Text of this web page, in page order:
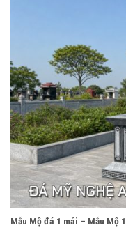
Mẫu Mộ đá 1 mái – Mẫu Mộ